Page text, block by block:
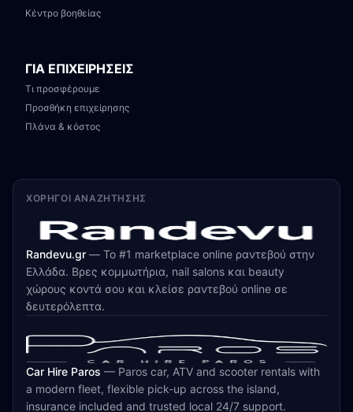
Κέντρο βοηθείας
ΓΙΑ ΕΠΙΧΕΙΡΗΣΕΙΣ
Τι προσφέρουμε
Προσθήκη επιχείρησης
Πλάνα & κόστος
ΧΟΡΗΓΟΊ ΑΝΑΖΉΤΗΣΗΣ
Randevu.gr — Το #1 marketplace online ραντεβού στην
Ελλάδα. Βρες κομμωτήρια, nail salons και beauty
χώρους κοντά σου και κλείσε ραντεβού online σε
δευτερόλεπτα.
Car Hire Paros — Paros car, ATV and scooter rentals with
a modern fleet, flexible pick-up across the island,
insurance included and trusted local 24/7 support.